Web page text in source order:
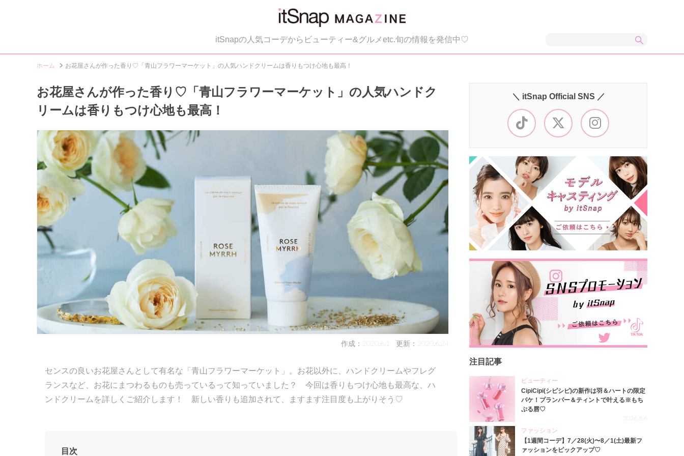
itSnapの人気コーデからビューティー&グルメetc.旬の情報を発信中♡
ホーム お花屋さんが作った香り♡「青山フラワーマーケット」の人気ハンドクリームは香りもつけ心地も最高！
お花屋さんが作った香り♡「青山フラワーマーケット」の人気ハンドク
リームは香りもつけ心地も最高！
作成：2020.6.1 更新：2020.6.24
センスの良いお花屋さんとして有名な「青山フラワーマーケット」。お花以外に、ハンドクリームやフレグ
ランスなど、お花にまつわるものも売っているって知っていました？ 今回は香りもつけ心地も最高な、ハ
ンドクリームを詳しくご紹介します！ 新しい香りも追加されて、ますます注目度も上がりそう♡
目次
＼ itSnap Official SNS ／
注目記事
ビューティー
CipiCipi(シピシピ)の新作は羽＆ハートの限定
パケ！プランパー＆ティントで叶える※もち
ぷる唇♡
2026.8.6
ファッション
【1週間コーデ】7／28(火)〜8／1(土)最新フ
ァッションをピックアップ♡